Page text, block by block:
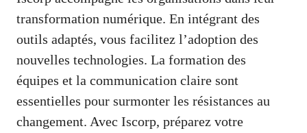
transformation numérique. En intégrant des
outils adaptés, vous facilitez l’adoption des
nouvelles technologies. La formation des
équipes et la communication claire sont
essentielles pour surmonter les résistances au
changement. Avec Iscorp, préparez votre